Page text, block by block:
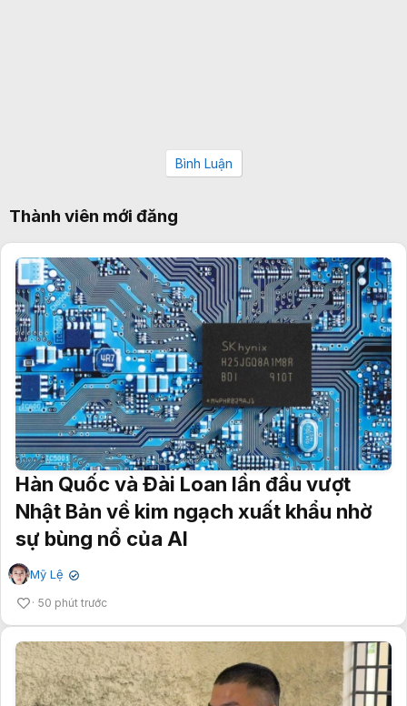
Bình Luận
Thành viên mới đăng
Hàn Quốc và Đài Loan lần đầu vượt
Nhật Bản về kim ngạch xuất khẩu nhờ
sự bùng nổ của AI
Mỹ Lệ ✔
50 phút trước